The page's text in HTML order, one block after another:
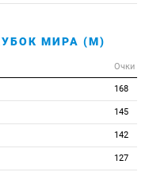
МИРА (М)
Очки
168
145
142
127